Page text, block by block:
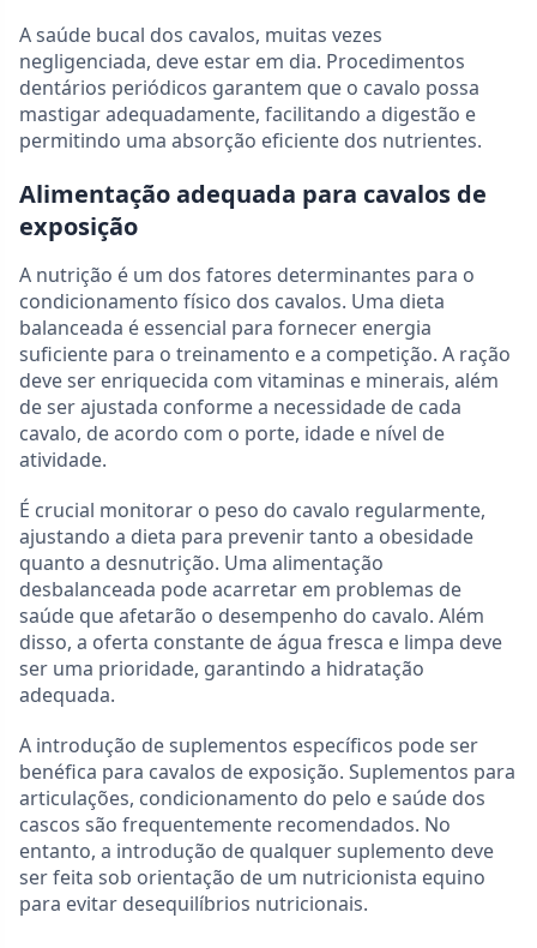
A saúde bucal dos cavalos, muitas vezes
negligenciada, deve estar em dia. Procedimentos
dentários periódicos garantem que o cavalo possa
mastigar adequadamente, facilitando a digestão e
permitindo uma absorção eficiente dos nutrientes.
Alimentação adequada para cavalos de
exposição
A nutrição é um dos fatores determinantes para o
condicionamento físico dos cavalos. Uma dieta
balanceada é essencial para fornecer energia
suficiente para o treinamento e a competição. A ração
deve ser enriquecida com vitaminas e minerais, além
de ser ajustada conforme a necessidade de cada
cavalo, de acordo com o porte, idade e nível de
atividade.
É crucial monitorar o peso do cavalo regularmente,
ajustando a dieta para prevenir tanto a obesidade
quanto a desnutrição. Uma alimentação
desbalanceada pode acarretar em problemas de
saúde que afetarão o desempenho do cavalo. Além
disso, a oferta constante de água fresca e limpa deve
ser uma prioridade, garantindo a hidratação
adequada.
A introdução de suplementos específicos pode ser
benéfica para cavalos de exposição. Suplementos para
articulações, condicionamento do pelo e saúde dos
cascos são frequentemente recomendados. No
entanto, a introdução de qualquer suplemento deve
ser feita sob orientação de um nutricionista equino
para evitar desequilíbrios nutricionais.